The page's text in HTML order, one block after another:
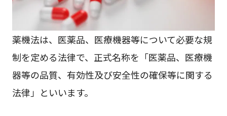
薬機法は、医薬品、医療機器等について必要な規
制を定める法律で、正式名称を「医薬品、医療機
器等の品質、有効性及び安全性の確保等に関する
法律」といいます。